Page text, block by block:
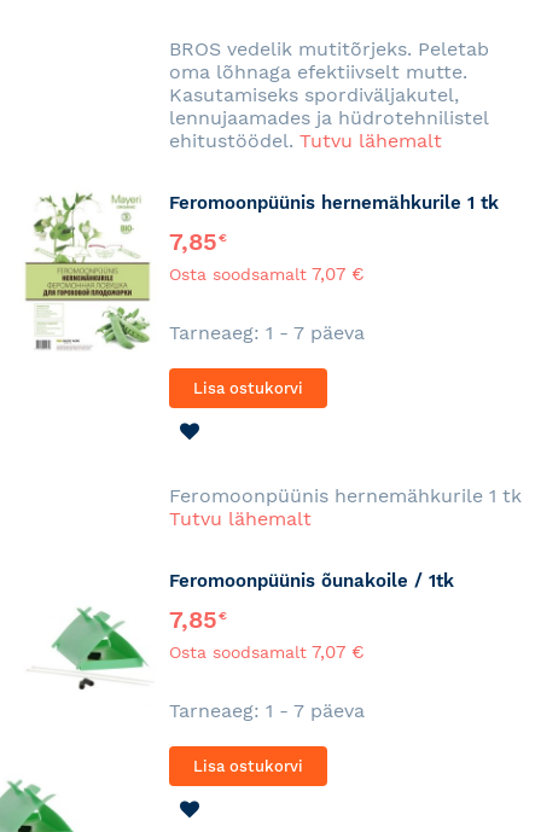
BROS vedelik mutitõrjeks. Peletab
oma lõhnaga efektiivselt mutte.
Kasutamiseks spordiväljakutel,
lennujaamades ja hüdrotehnilistel
ehitustöödel. Tutvu lähemalt
Feromoonpüünis hernemähkurile 1 tk
7,85€
Osta soodsamalt 7,07 €
Tarneaeg: 1 - 7 päeva
Lisa ostukorvi
Feromoonpüünis hernemähkurile 1 tk
Tutvu lähemalt
Feromoonpüünis õunakoile / 1tk
7,85€
Osta soodsamalt 7,07 €
Tarneaeg: 1 - 7 päeva
Lisa ostukorvi